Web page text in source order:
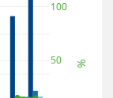
50
100
%